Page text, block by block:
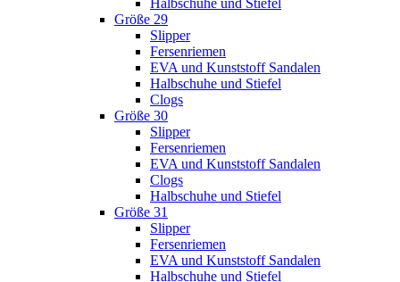
Größe 29
Slipper
Fersenriemen
EVA und Kunststoff Sandalen
Halbschuhe und Stiefel
Clogs
Größe 30
Slipper
Fersenriemen
EVA und Kunststoff Sandalen
Clogs
Halbschuhe und Stiefel
Größe 31
Slipper
Fersenriemen
EVA und Kunststoff Sandalen
Halbschuhe und Stiefel